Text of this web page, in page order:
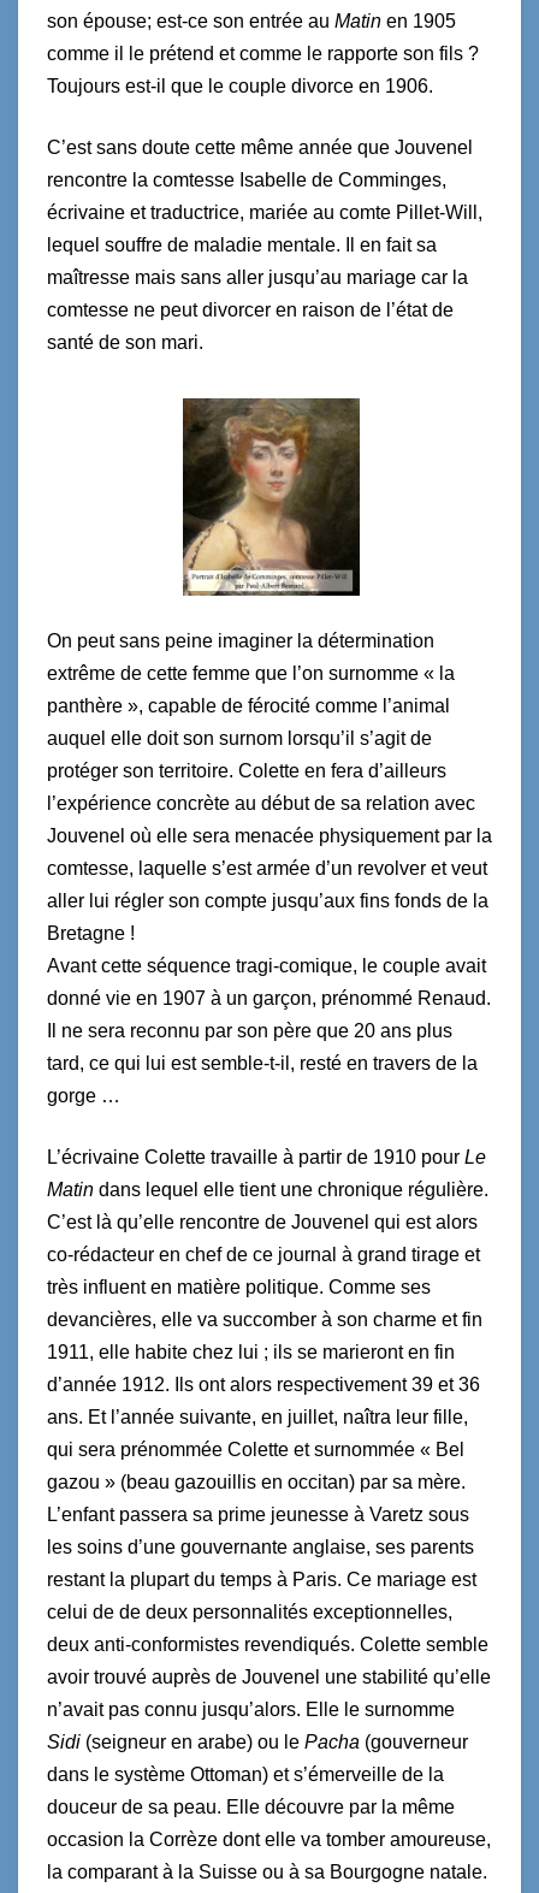
son épouse; est-ce son entrée au Matin en 1905
comme il le prétend et comme le rapporte son fils ?
Toujours est-il que le couple divorce en 1906.
C’est sans doute cette même année que Jouvenel
rencontre la comtesse Isabelle de Comminges,
écrivaine et traductrice, mariée au comte Pillet-Will,
lequel souffre de maladie mentale. Il en fait sa
maîtresse mais sans aller jusqu’au mariage car la
comtesse ne peut divorcer en raison de l’état de
santé de son mari.
On peut sans peine imaginer la détermination
extrême de cette femme que l’on surnomme « la
panthère », capable de férocité comme l’animal
auquel elle doit son surnom lorsqu’il s’agit de
protéger son territoire. Colette en fera d’ailleurs
l’expérience concrète au début de sa relation avec
Jouvenel où elle sera menacée physiquement par la
comtesse, laquelle s’est armée d’un revolver et veut
aller lui régler son compte jusqu’aux fins fonds de la
Bretagne !
Avant cette séquence tragi-comique, le couple avait
donné vie en 1907 à un garçon, prénommé Renaud.
Il ne sera reconnu par son père que 20 ans plus
tard, ce qui lui est semble-t-il, resté en travers de la
gorge …
L’écrivaine Colette travaille à partir de 1910 pour Le
Matin dans lequel elle tient une chronique régulière.
C’est là qu’elle rencontre de Jouvenel qui est alors
co-rédacteur en chef de ce journal à grand tirage et
très influent en matière politique. Comme ses
devancières, elle va succomber à son charme et fin
1911, elle habite chez lui ; ils se marieront en fin
d’année 1912. Ils ont alors respectivement 39 et 36
ans. Et l’année suivante, en juillet, naîtra leur fille,
qui sera prénommée Colette et surnommée « Bel
gazou » (beau gazouillis en occitan) par sa mère.
L’enfant passera sa prime jeunesse à Varetz sous
les soins d’une gouvernante anglaise, ses parents
restant la plupart du temps à Paris. Ce mariage est
celui de de deux personnalités exceptionnelles,
deux anti-conformistes revendiqués. Colette semble
avoir trouvé auprès de Jouvenel une stabilité qu’elle
n’avait pas connu jusqu’alors. Elle le surnomme
Sidi (seigneur en arabe) ou le Pacha (gouverneur
dans le système Ottoman) et s’émerveille de la
douceur de sa peau. Elle découvre par la même
occasion la Corrèze dont elle va tomber amoureuse,
la comparant à la Suisse ou à sa Bourgogne natale.